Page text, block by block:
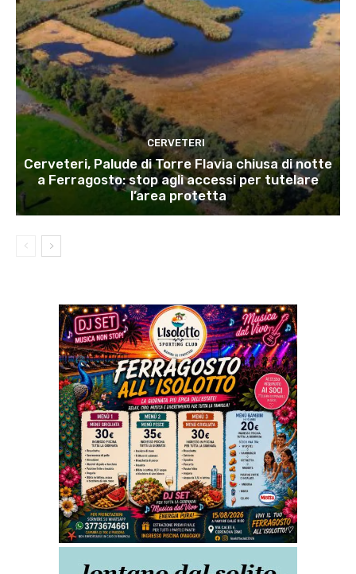
CERVETERI
Cerveteri, Palude di Torre Flavia chiusa di notte
a Ferragosto: stop agli accessi per tutelare
l’area protetta